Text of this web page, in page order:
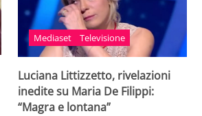
Mediaset Televisione
Luciana Littizzetto, rivelazioni
inedite su Maria De Filippi:
“Magra e lontana”